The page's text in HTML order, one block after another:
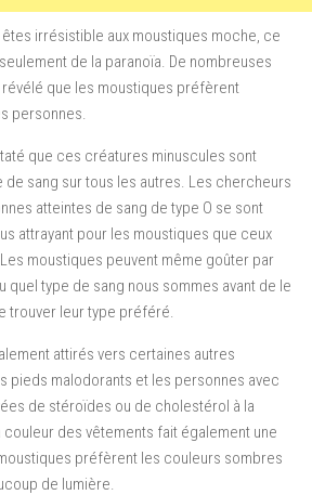
irrésistible aux moustiques moche, ce
de la paranoïa. De nombreuses
que les moustiques préfèrent
personnes.
que ces créatures minuscules sont
de sang sur tous les autres. Les chercheurs
atteintes de sang de type O se sont
attrayant pour les moustiques que ceux
moustiques peuvent même goûter par
quel type de sang nous sommes avant de le
trouver leur type préféré.
attirés vers certaines autres
pieds malodorants et les personnes avec
de stéroïdes ou de cholestérol à la
des vêtements fait également une
préfèrent les couleurs sombres
de lumière.